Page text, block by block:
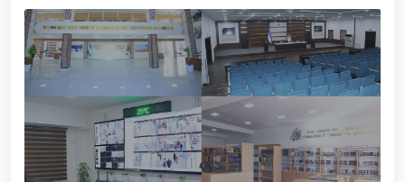
gvardiyada bayramona tadbir o‘tkazildi / / Milliy
gvardiya qo'mondonining O‘zbekiston Respublikasi
Qurolli Kuchlari tashkil etilganining 34 yilligi va Vatan
himoyachilari kuni munosabati bilan bayram tabrigi /
/ Oʻzbekiston Respublikasi Qurolli Kuchlari tashkil
etilganining 34 yilligi hamda 14-yanvar — Vatan
himoyachilari kuni munosabati bilan gvardiyachilar
xizmat burchini bajarish chogʻida qahramonlarcha
halok boʻlgan safdoshlari xotirasiga bagʻishlab Milliy